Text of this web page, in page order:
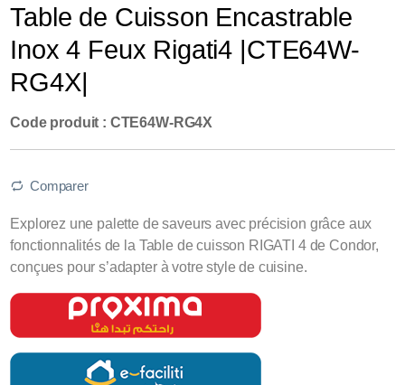
Table de Cuisson Encastrable
Inox 4 Feux Rigati4 |CTE64W-
RG4X|
Code produit : CTE64W-RG4X
Comparer
Explorez une palette de saveurs avec précision grâce aux
fonctionnalités de la Table de cuisson RIGATI 4 de Condor,
conçues pour s’adapter à votre style de cuisine.